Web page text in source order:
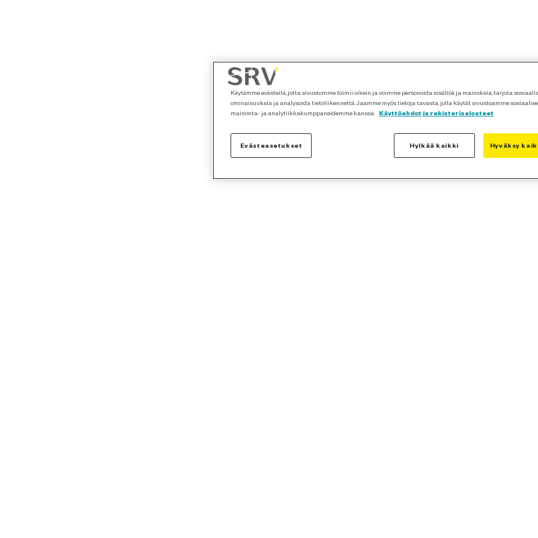
Käytämme evästeitä, jotta sivustomme toimii oikein ja voimme personoida sisältöä ja mainoksia, tarjota
ominaisuuksia ja analysoida tietoliikennettä. Jaamme myös tietoja tavasta, jolla käytät sivustoamme
mainonta- ja analytiikkakumppaneidemme kanssa.
Käyttöehdot ja rekisteriselosteet
Evästeasetukset Hylkää kaikki Hyväksy